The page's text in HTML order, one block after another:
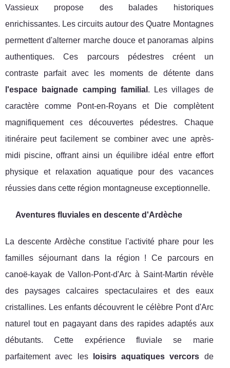
Vassieux propose des balades historiques
enrichissantes. Les circuits autour des Quatre Montagnes
permettent d'alterner marche douce et panoramas alpins
authentiques. Ces parcours pédestres créent un
contraste parfait avec les moments de détente dans
l'espace baignade camping familial . Les villages de
caractère comme Pont-en-Royans et Die complètent
magnifiquement ces découvertes pédestres. Chaque
itinéraire peut facilement se combiner avec une après-
midi piscine, offrant ainsi un équilibre idéal entre effort
physique et relaxation aquatique pour des vacances
réussies dans cette région montagneuse exceptionnelle.
Aventures fluviales en descente d'Ardèche
La descente Ardèche constitue l'activité phare pour les
familles séjournant dans la région ! Ce parcours en
canoë-kayak de Vallon-Pont-d'Arc à Saint-Martin révèle
des paysages calcaires spectaculaires et des eaux
cristallines. Les enfants découvrent le célèbre Pont d'Arc
naturel tout en pagayant dans des rapides adaptés aux
débutants. Cette expérience fluviale se marie
parfaitement avec les
loisirs aquatiques vercors de